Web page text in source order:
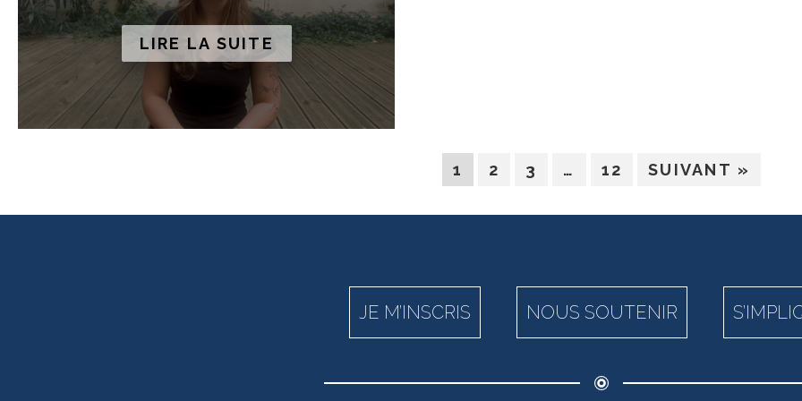
LIRE LA SUITE
1 2 3 … 12 SUIVANT »
JE M’INSCRIS NOUS SOUTENIR